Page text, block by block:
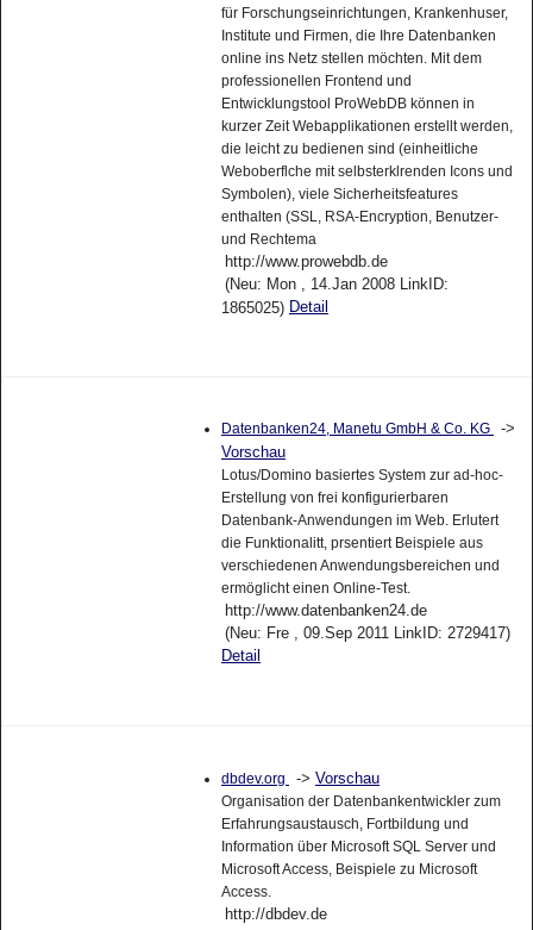
für Forschungseinrichtungen, Krankenhuser,
Institute und Firmen, die Ihre Datenbanken
online ins Netz stellen möchten. Mit dem
professionellen Frontend und
Entwicklungstool ProWebDB können in
kurzer Zeit Webapplikationen erstellt werden,
die leicht zu bedienen sind (einheitliche
Weboberflche mit selbsterklrenden Icons und
Symbolen), viele Sicherheitsfeatures
enthalten (SSL, RSA-Encryption, Benutzer-
und Rechtema
http://www.prowebdb.de
(Neu: Mon , 14.Jan 2008 LinkID:
1865025) Detail
Datenbanken24, Manetu GmbH & Co. KG
->
Vorschau
Lotus/Domino basiertes System zur ad-hoc-
Erstellung von frei konfigurierbaren
Datenbank-Anwendungen im Web. Erlutert
die Funktionalitt, prsentiert Beispiele aus
verschiedenen Anwendungsbereichen und
ermöglicht einen Online-Test.
http://www.datenbanken24.de
(Neu: Fre , 09.Sep 2011 LinkID: 2729417)
Detail
dbdev.org -> Vorschau
Organisation der Datenbankentwickler zum
Erfahrungsaustausch, Fortbildung und
Information über Microsoft SQL Server und
Microsoft Access, Beispiele zu Microsoft
Access.
http://dbdev.de